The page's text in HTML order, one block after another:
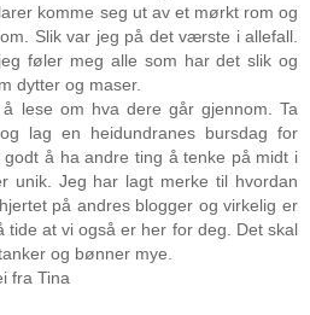
komme seg ut av et mørkt rom og
Slik var jeg på det værste i allefall.
føler meg alle som har det slik og
dytter og maser.
lese om hva dere går gjennom. Ta
lag en heidundranes bursdag for
å ha andre ting å tenke på midt i
unik. Jeg har lagt merke til hvordan
på andres blogger og virkelig er
tide at vi også er her for deg. Det skal
og bønner mye.
fra Tina